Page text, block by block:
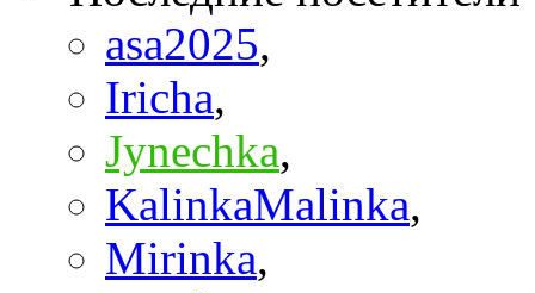
asa2025,
Iricha,
Jynechka,
KalinkaMalinka,
Mirinka,